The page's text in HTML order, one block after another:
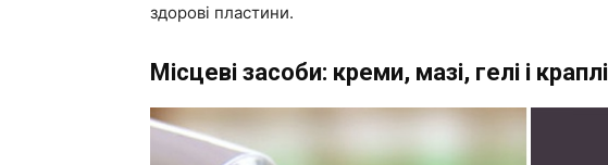
здорові пластини.
Місцеві засоби: креми, мазі, гелі і краплі